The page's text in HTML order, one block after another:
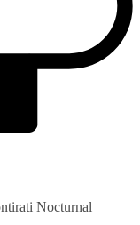
Nocturnal